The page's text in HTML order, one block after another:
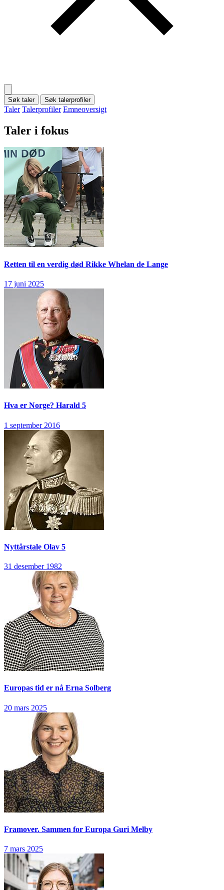
Søk taler Søk talerprofiler
Taler Talerprofiler Emneoversigt
Taler i fokus
Retten til en verdig død Rikke Whelan de Lange
17 juni 2025
Hva er Norge? Harald 5
1 september 2016
Nyttårstale Olav 5
31 desember 1982
Europas tid er nå Erna Solberg
20 mars 2025
Framover. Sammen for Europa Guri Melby
7 mars 2025